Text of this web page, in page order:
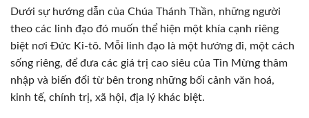
Dưới sự hướng dẫn của Chúa Thánh Thần, những người
theo các linh đạo đó muốn thể hiện một khía cạnh riêng
biệt nơi Đức Ki-tô. Mỗi linh đạo là một hướng đi, một cách
sống riêng, để đưa các giá trị cao siêu của Tin Mừng thâm
nhập và biến đổi từ bên trong những bối cảnh văn hoá,
kinh tế, chính trị, xã hội, địa lý khác biệt.